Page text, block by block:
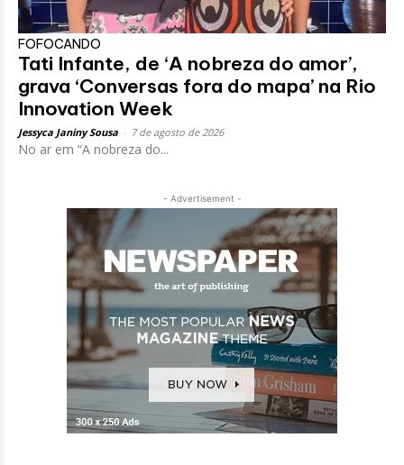
FOFOCANDO
Tati Infante, de ‘A nobreza do amor’,
grava ‘Conversas fora do mapa’ na Rio
Innovation Week
Jessyca Janiny Sousa 7 de agosto de 2026
No ar em “A nobreza do...
- Advertisement -